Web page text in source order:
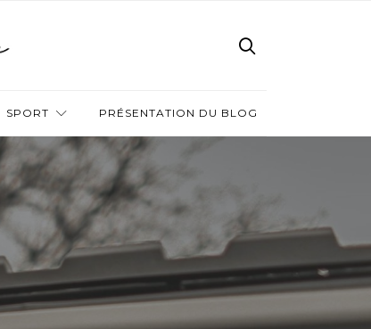
SPORT PRÉSENTATION DU BLOG